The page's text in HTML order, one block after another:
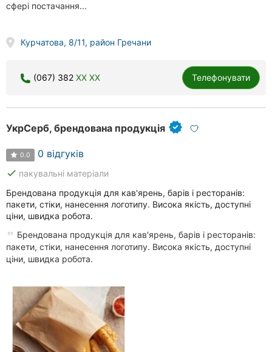
Ужгород
сфері постачання...
Курчатова, 8/11, район Гречани
(067) 382 XX XX Телефонувати
УкрСерб, брендована продукція
0.0 0 відгуків
done пакувальні матеріали
Брендована продукція для кав'ярень, барів і ресторанів:
пакети, стіки, нанесення логотипу. Висока якість, доступні
ціни, швидка робота.
Брендована продукція для кав'ярень, барів і ресторанів:
пакети, стіки, нанесення логотипу. Висока якість, доступні
ціни, швидка робота.